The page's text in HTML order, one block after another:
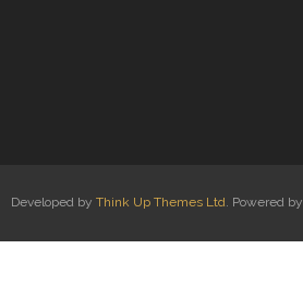
Developed by Think Up Themes Ltd. Powered by